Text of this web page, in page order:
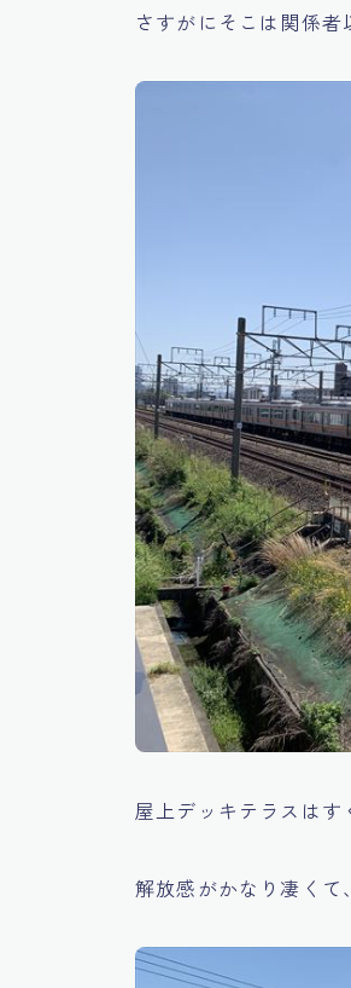
さすがにそこは関係者
屋上デッキテラスは
解放感がかなり凄くて